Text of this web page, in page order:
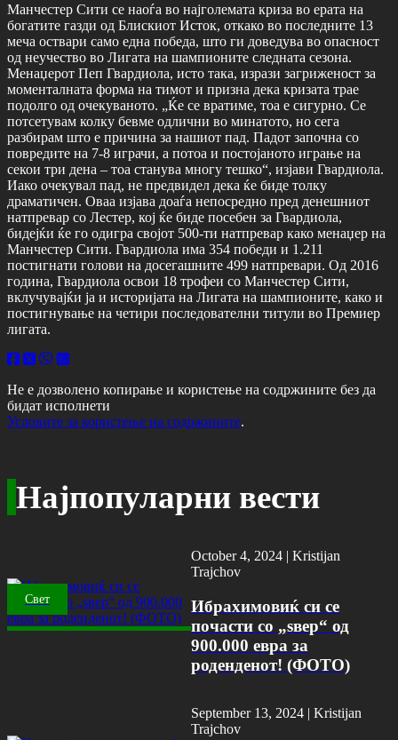
Манчестер Сити се наоѓа во најголемата криза во ерата на
богатите газди од Блискиот Исток, откако во последните 13
меча оствари само една победа, што ги доведува во опасност
од неучество во Лигата на шампионите следната сезона.
Менаџерот Пеп Гвардиола, исто така, изрази загриженост за
моменталната форма на тимот и призна дека кризата трае
подолго од очекуваното. „Ќе се вратиме, тоа е сигурно. Се
потсетувам колку бевме одлични во минатото, но сега
разбирам што е причина за нашиот пад. Падот започна со
повредите на 7-8 играчи, а потоа и постојаното играње на
секои три дена – тоа станува многу тешко“, изјави Гвардиола.
Иако очекувал пад, не предвидел дека ќе биде толку
драматичен. Оваа изјава доаѓа непосредно пред денешниот
натпревар со Лестер, кој ќе биде посебен за Гвардиола,
бидејќи ќе го одигра својот 500-ти натпревар како менаџер на
Манчестер Сити. Гвардиола има 354 победи и 1.211
постигнати голови на досегашните 499 натпревари. Од 2016
година, Гвардиола освои 18 трофеи со Манчестер Сити,
вклучувајќи ја и историјата на Лигата на шампионите, како и
постигнување на четири последователни титули во Премиер
лигата.
Не е дозволено копирање и користење на содржините без да
бидат исполнети
Условите за користење на содржините.
Најпопуларни вести
Свет
October 4, 2024 |Kristijan
Trajchov
Ибрахимовиќ си се
почасти со „ѕвер“ од
900.000 евра за
роденденот! (ФОТО)
September 13, 2024 | Kristijan
Trajchov